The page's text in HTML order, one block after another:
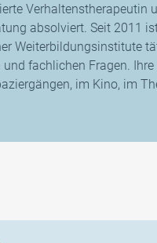
Verhaltenstherapeutin
absolviert. Seit 2011
Weiterbildungsinstitute
fachlichen Fragen.
im Kino, im